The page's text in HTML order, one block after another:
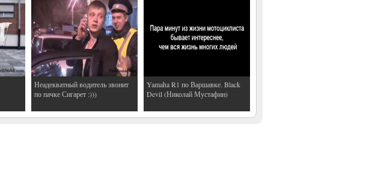
Неадекватный водитель звонит
по пачке Сигарет :)))
Yamaha R1 по Варшавке. Black
Devil (Николай Мустафин)